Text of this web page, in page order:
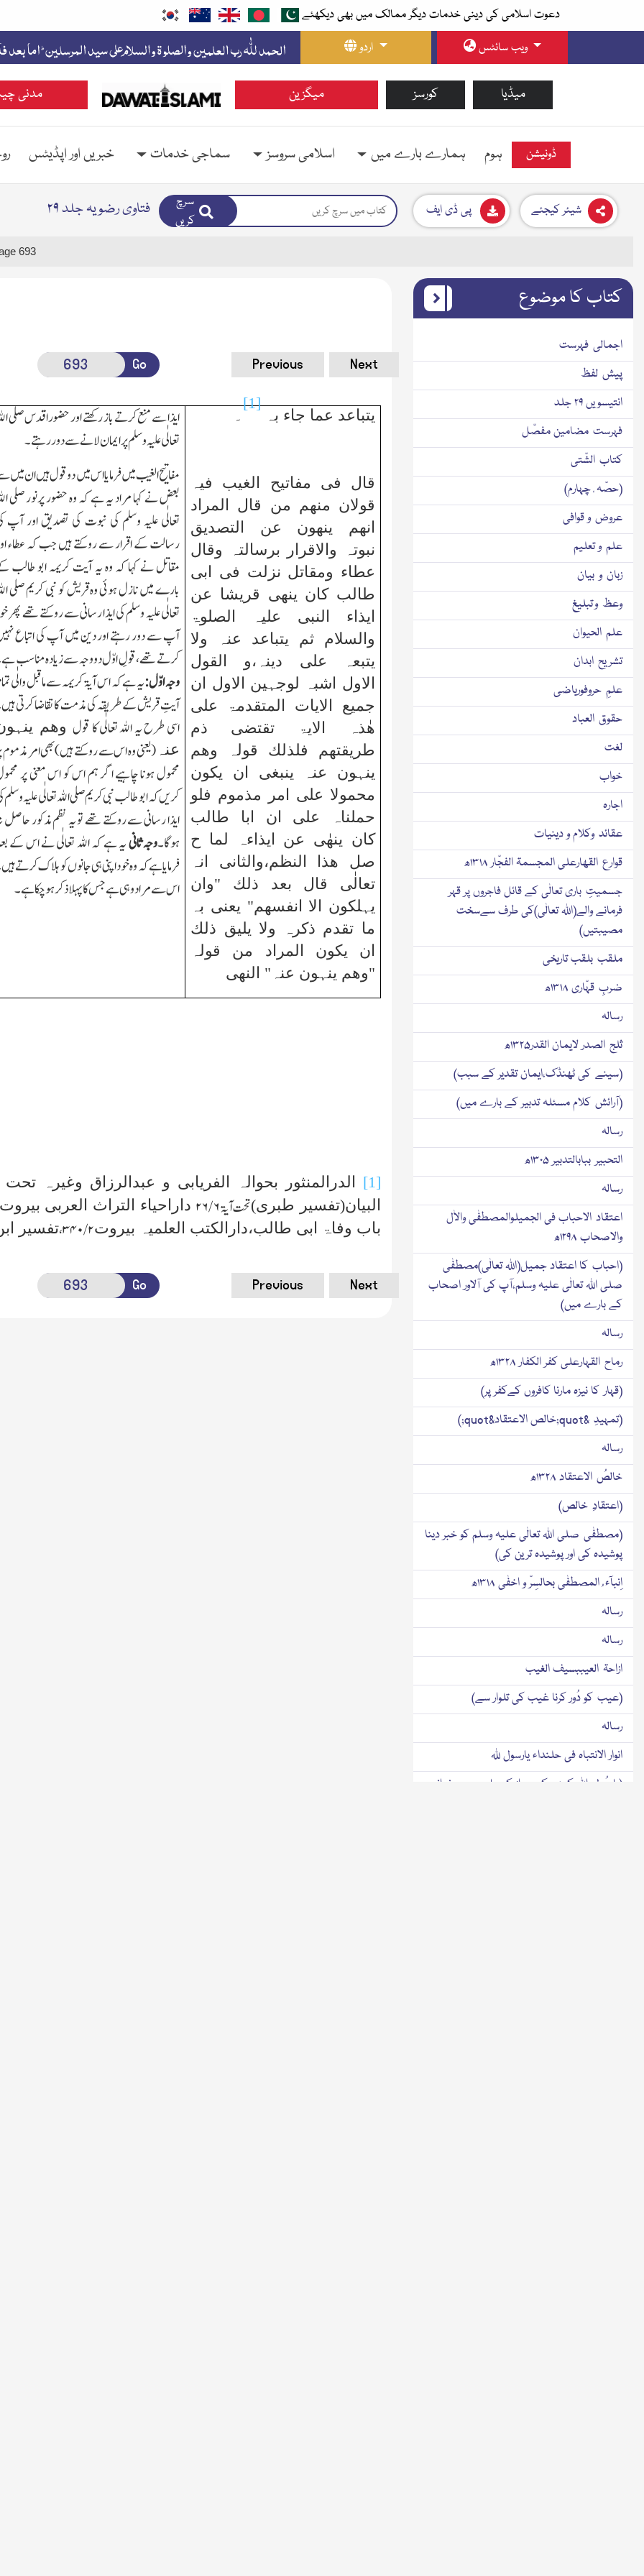
دعوت اسلامی کی دینی خدمات دیگر ممالک میں بھی دیکھئے
اردو
ویب سائٹس
مدنی میگزین کورسز میڈیا
ہوم ہمارے بارے میں اسلامی سروسز سماجی خدمات خبریں اور اپڈیٹس ڈونیشن
فتاوی رضویہ جلد ۲۹
سرچ
کریں
پی ڈی ایف شیئر کیجئے
693
Go Previous Next
یتباعد عما جاء بہ
[1]
۔
قال فی مفاتیح الغیب فیہ
قولان منھم من قال المراد
انھم ینھون عن التصدیق
نبوتہ والاقرار برسالتہ وقال
عطاء ومقاتل نزلت فی ابی
طالب کان ینھی قریشا عن
ایذاء النبی علیہ الصلوۃ
والسلام ثم یتباعد عنہ ولا
یتبعہ علی دینہ،و القول
الاول اشبہ لوجہین الاول ان
جمیع الایات المتقدمۃ علی
ھٰذہ الایۃ تقتضی ذم
طریقتھم فلذلك قولہ وھم
ینہون عنہ ینبغی ان یکون
محمولا علی امر مذموم فلو
حملناہ علی ان ابا طالب
کان ینھٰی عن ایذاءہ لما ح
صل ھذا النظم،والثانی انہ
تعالٰی قال بعد ذلك "وان
یہلکون الا انفسھم" یعنی بہ
ما تقدم ذکرہ ولا یلیق ذلك
ان یکون المراد من قولہ
"وھم ینہون عنہ" النھی
ایذا سے منع کرتے باز رکھتے اور حضور اقدس صلی
تعالٰی علیہ وسلم پر ایمان لانے سے دور رہتے۔
مفاتیح الغیب میں فرمایا اس میں دو قول ہیں ان میں
بعض نے کہا مراد یہ ہے کہ وہ حضور پرنور صلی
تعالٰی علیہ وسلم کی نبوت کی تصدیق اور آپ
رسالت کے اقرار سے روکتے ہیں جب کہ عطاء
مقاتل نے کہا کہ وہ یہ آیت کریمہ ابو طالب
بارے میں نازل ہوئی وہ قریش کو نبی کریم صلی
تعالٰی علیہ وسلم کی ایذا رسانی سے روکتے تھے پھر
آپ سے دور رہتے اور دین میں آپ کی اتباع
کرتے تھے، قولِ اوّل دو وجہ سےزیادہ مناسب
وجہ اوّل:یہ ہے کہ اس آیۃ کریمہ سے ماقبل والٰی
آیتِ قریش کے طریقہ کی مذمت کا تقاضا کرتی
اسی طرح یہ اﷲ تعالٰی کا قول وھم
عنہ(یعنی وہ اس سے روکتے ہیں)بھی امر مذموم
محمول ہونا چاہیے اگر ہم اس کو اس معنی پر
کریں کہ ابو طالب نبی کریم صلی اﷲ تعالٰی علیہ وسلم
ایذا رسانی سے روکتے تھے تو یہ نظم مذکور حاصل
ہوگا۔وجہ ثانییہ ہے کہ اﷲ تعالٰی نے اس کے
فرمایا ہے کہ وہ خود اپنی ہی جانوں کو ہلاك کرتے
اس سے مراد وہی ہے جس کا پہلا ذکر ہوچکا ہے۔
[1] الدرالمنثور بحوالہ الفریابی و عبدالرزاق وغیرہ تحت
البیان(تفسیر طبری)تحت آیۃ۶ /۲۶ داراحیاء التراث العربی بیروت
باب وفاۃ ابی طالب،دارالکتب العلمیہ بیروت۲ /۳۴۰، تفسیر
Go Previous Next
کتاب کا موضوع
اجمالی فہرست
پیش لفظ
انتیسویں ۲۹ جلد
فہرست مضامین مفصّل
کتاب الشّتی
(حصّہ ٔ چہارم)
عروض و قوافی
علم و تعلیم
زبان و بیان
وعظ و تبلیغ
علم الحیوان
تشریح ابدان
علمِ حروفوریاضی
حقوق العباد
لغت
خواب
اجارہ
عقائد وکلام و دینیات
قوارع القھارعلی المجسمۃ الفجّار ۱۳۱۸ھ
جسمیتِ باری تعالٰی کے قائل فاجروں پر قہر
فرمانے والے(اﷲ تعالٰی)کی طرف سےسخت
مصیبتیں)
ملقب بلقب تاریخی
ضربِ قہّاری ۱۳۱۸ھ
رسالہ
ثلج الصدر لایمان القدر۱۳۲۵ھ
(سینے کی ٹھنڈک،ایمان تقدیر کے سبب)
(آرائش کلام مسئلہ تدبیر کے بارے میں)
رسالہ
التحبیر ببابالتدبیر ۱۳۰۵ھ
رسالہ
اعتقاد الاحباب فی الجمیلوالمصطفٰی والاٰل
والاصحاب ۱۲۹۸ھ
(احباب کا اعتقاد جمیل(اﷲ تعالٰی)مصطفٰی
صلی اﷲ تعالٰی علیہ وسلم،آپ کی آلاور اصحاب
کے بارے میں)
رسالہ
رماح القہارعلی کفر الکفار ۱۳۲۸ھ
(قہار کا نیزہ مارنا کافروں کےکفر پر)
(تمہیدِ &quot;خالص الاعتقاد&quot;)
رسالہ
خالصُ الاعتقاد ۱۳۲۸ھ
(اعتقادِ خالص)
(مصطفٰی صلی اﷲ تعالٰی علیہ وسلم کو خبر دینا
پوشیدہ کی اور پوشیدہ ترین کی)
اِنبآء ُ المصطفٰی بحالسِرّ و اخفٰی ۱۳۱۸ھ
رسالہ
رسالہ
ازاحۃ العیببسیف الغیب
(عیب کو دُور کرنا غیب کی تلوار سے)
رسالہ
انوار الانتباہ فی حلنداء یارسول ﷲ
(یارسُول اﷲ کہنے کے جواز کے بارے میں نورانی